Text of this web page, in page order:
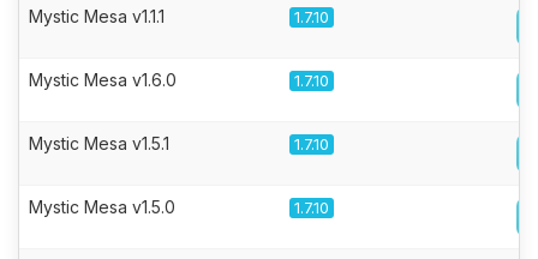
Mystic Mesa v1.1.1 1.7.10
Mystic Mesa v1.6.0 1.7.10
Mystic Mesa v1.5.1 1.7.10
Mystic Mesa v1.5.0 1.7.10